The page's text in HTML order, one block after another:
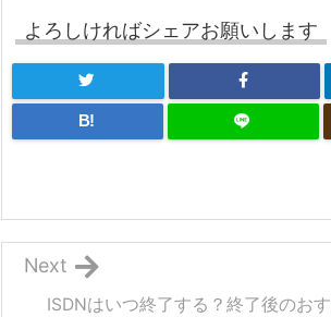
よろしければシェアお願いします
B!
ISDNはいつ終了する？終了後のおす
Next